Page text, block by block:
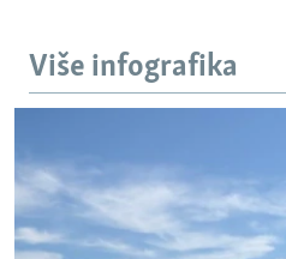
Više infografika